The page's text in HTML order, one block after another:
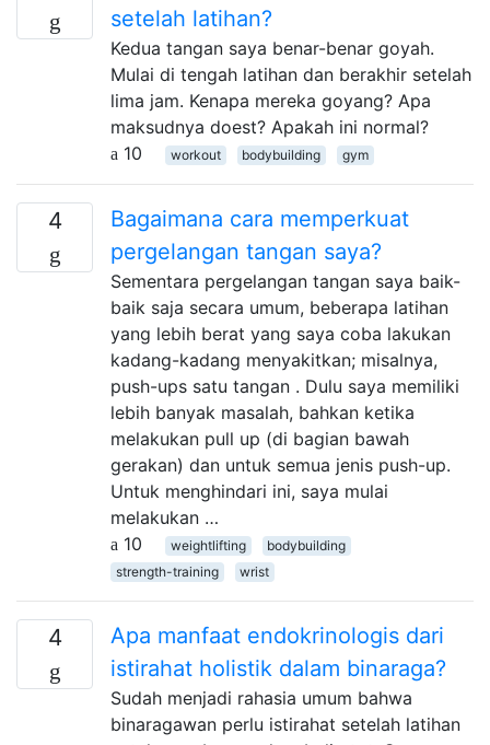
setelah latihan?
Kedua tangan saya benar-benar goyah.
Mulai di tengah latihan dan berakhir setelah
lima jam. Kenapa mereka goyang? Apa
maksudnya doest? Apakah ini normal?
10
workout bodybuilding gym
4
Bagaimana cara memperkuat
pergelangan tangan saya?
Sementara pergelangan tangan saya baik-
baik saja secara umum, beberapa latihan
yang lebih berat yang saya coba lakukan
kadang-kadang menyakitkan; misalnya,
push-ups satu tangan . Dulu saya memiliki
lebih banyak masalah, bahkan ketika
melakukan pull up (di bagian bawah
gerakan) dan untuk semua jenis push-up.
Untuk menghindari ini, saya mulai
melakukan …
10
weightlifting
bodybuilding
strength-training
wrist
4
Apa manfaat endokrinologis dari
istirahat holistik dalam binaraga?
Sudah menjadi rahasia umum bahwa
binaragawan perlu istirahat setelah latihan